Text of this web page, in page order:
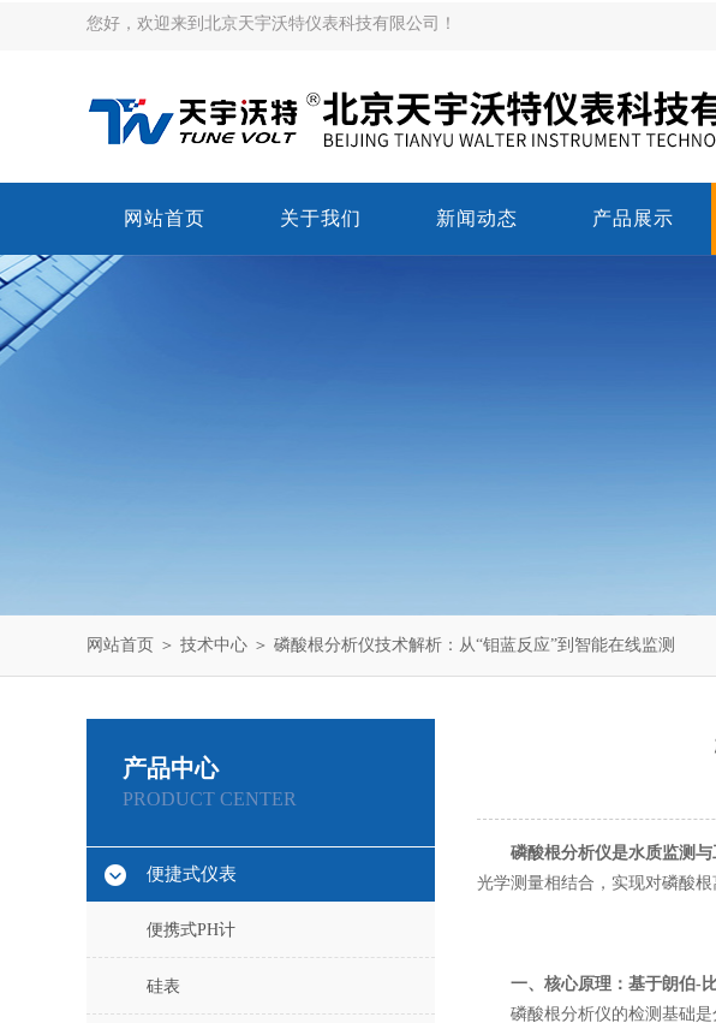
您好，欢迎来到北京天宇沃特仪表科技有限公司！
网站首页 关于我们 新闻动态 产品展示
网站首页 ＞ 技术中心 ＞ 磷酸根分析仪技术解析：从“钼蓝反应”到智能在线监测
产品中心
PRODUCT CENTER
便捷式仪表
便携式PH计
硅表
磷酸根分析仪是水质监测
光学测量相结合，实现对磷酸
一、核心原理：基于朗伯-
磷酸根分析仪的检测基础是